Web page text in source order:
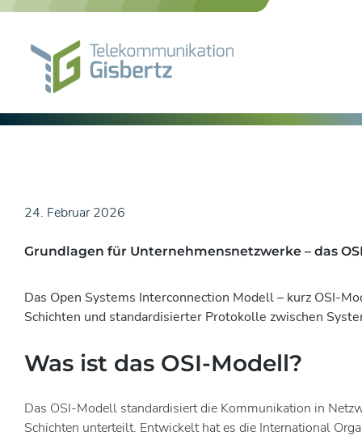
Skip
24. Februar 2026
Grundlagen für Unternehmensnetzwerke – das
Das Open Systems Interconnection Modell – kurz OSI-
Schichten und standardisierter Protokolle zwischen
Was ist das OSI-Modell?
Das OSI-Modell standardisiert die Kommunikation in
Schichten unterteilt. Entwickelt hat es die International